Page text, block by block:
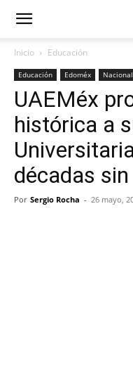
Inicio Educación
Educación Edoméx Nacional
UAEMéx
histórica a
décadas
Por Sergio Rocha - 26 mayo,